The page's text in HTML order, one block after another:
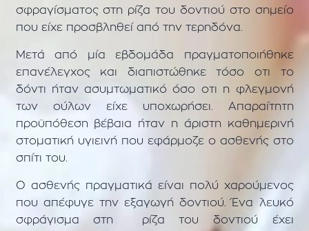
σφραγίσματος στη ρίζα του δοντιού στο σημείο
που είχε προσβληθεί από την τερηδόνα.
Μετά από μία εβδομάδα πραγματοποιήθηκε
επανέλεγχος και διαπιστώθηκε τόσο οτι το
δόντι ήταν ασυμτωματικό όσο οτι η φλεγμονή
των ούλων είχε υποχωρήσει. Απαραίτητη
προϋπόθεση βέβαια ήταν η άριστη καθημερινή
στοματική υγιεινή που εφάρμοζε ο ασθενής στο
σπίτι του.
Ο ασθενής πραγματικά είναι πολύ χαρούμενος
που απέφυγε την εξαγωγή δοντιού. Ένα λευκό
σφράγισμα στη ρίζα του δοντιού έχει